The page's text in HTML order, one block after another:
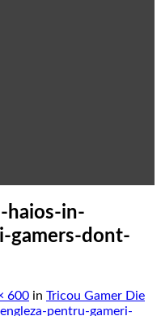
haios-in-
gamers-dont-
600 in Tricou Gamer Die